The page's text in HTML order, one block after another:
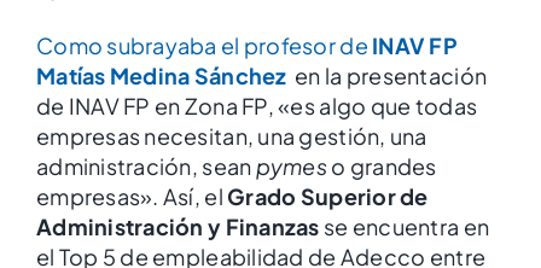
Como subrayaba el profesor de INAV FP
Matías Medina Sánchez en la presentación
de INAV FP en Zona FP, «es algo que todas
empresas necesitan, una gestión, una
administración, sean pymeso grandes
empresas». Así, el Grado Superior de
Administración y Finanzas se encuentra en
el Top 5 de empleabilidad de Adecco entre